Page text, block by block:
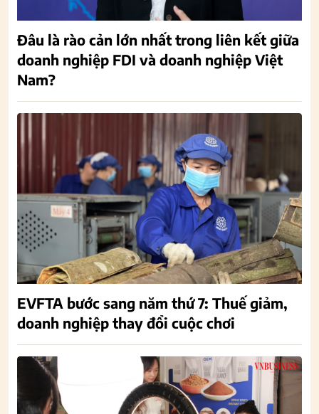
Đâu là rào cản lớn nhất trong liên kết giữa
doanh nghiệp FDI và doanh nghiệp Việt
Nam?
EVFTA bước sang năm thứ 7: Thuế giảm,
doanh nghiệp thay đổi cuộc chơi